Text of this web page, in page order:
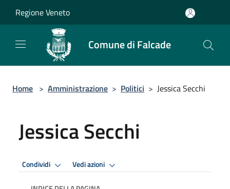
Regione Veneto
Comune di Falcade
Home > Amministrazione > Politici > Jessica Secchi
Jessica Secchi
Condividi Vedi azioni